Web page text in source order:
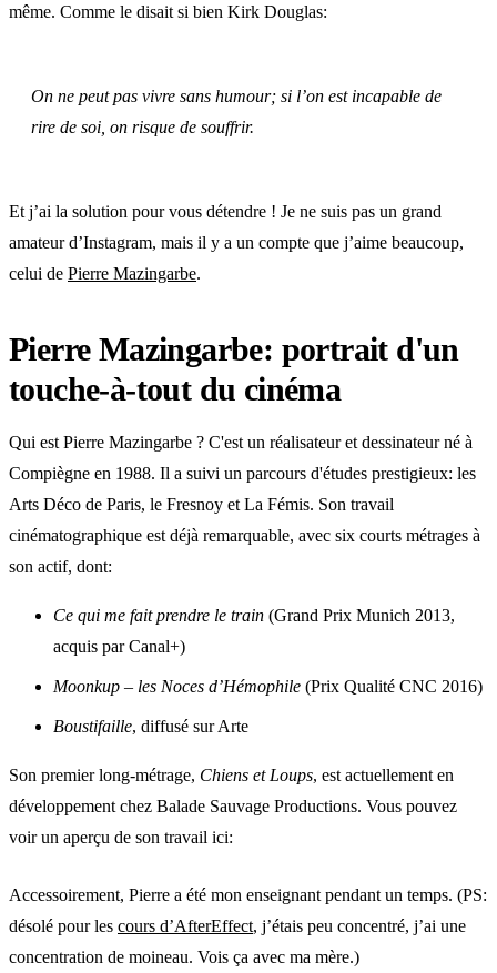
même. Comme le disait si bien Kirk Douglas:
On ne peut pas vivre sans humour; si l’on est incapable de
rire de soi, on risque de souffrir.
Et j’ai la solution pour vous détendre ! Je ne suis pas un grand
amateur d’Instagram, mais il y a un compte que j’aime beaucoup,
celui de Pierre Mazingarbe.
Pierre Mazingarbe: portrait d'un
touche-à-tout du cinéma
Qui est Pierre Mazingarbe ? C'est un réalisateur et dessinateur né à
Compiègne en 1988. Il a suivi un parcours d'études prestigieux: les
Arts Déco de Paris, le Fresnoy et La Fémis. Son travail
cinématographique est déjà remarquable, avec six courts métrages à
son actif, dont:
Ce qui me fait prendre le train (Grand Prix Munich 2013,
acquis par Canal+)
Moonkup – les Noces d’Hémophile (Prix Qualité CNC 2016)
Boustifaille, diffusé sur Arte
Son premier long-métrage, Chiens et Loups, est actuellement en
développement chez Balade Sauvage Productions. Vous pouvez
voir un aperçu de son travail ici:
Accessoirement, Pierre a été mon enseignant pendant un temps. (PS:
désolé pour les cours d’AfterEffect, j’étais peu concentré, j’ai une
concentration de moineau. Vois ça avec ma mère.)